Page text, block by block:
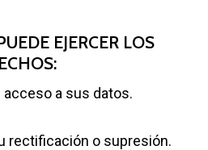
EJERCER LOS
a sus datos.
rectificación o supresión.